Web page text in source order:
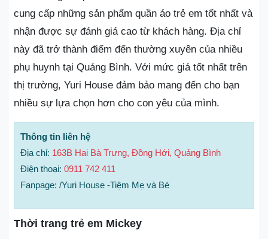
cung cấp những sản phẩm quần áo trẻ em tốt nhất và
nhận được sự đánh giá cao từ khách hàng. Địa chỉ
này đã trở thành điểm đến thường xuyên của nhiều
phụ huynh tại Quảng Bình. Với mức giá tốt nhất trên
thị trường, Yuri House đảm bảo mang đến cho bạn
nhiều sự lựa chọn hơn cho con yêu của mình.
Thông tin liên hệ
Địa chỉ: 163B Hai Bà Trưng, Đồng Hới, Quảng Bình
Điện thoại: 0911 742 411
Fanpage: /Yuri House -Tiệm Mẹ và Bé
Thời trang trẻ em Mickey